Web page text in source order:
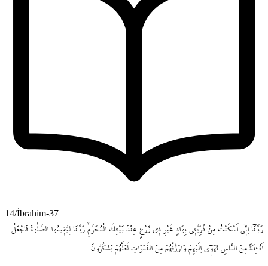
14/İbrahim-37
رَبَّـنَٓا اِنّ۪ٓي اَسْكَنْتُ مِنْ ذُرِّيَّت۪ي بِوَادٍ غَيْرِ ذ۪ي زَرْعٍ عِنْدَ بَيْتِكَ الْمُحَرَّمِۙ رَبَّـنَا لِيُق۪يمُوا الصَّلٰوةَ فَاجْعَلْ
اَفْـِٔدَةً مِنَ النَّاسِ تَهْو۪ٓي اِلَيْهِمْ وَارْزُقْهُمْ مِنَ الثَّمَرَاتِ لَعَلَّهُمْ يَشْكُرُونَ